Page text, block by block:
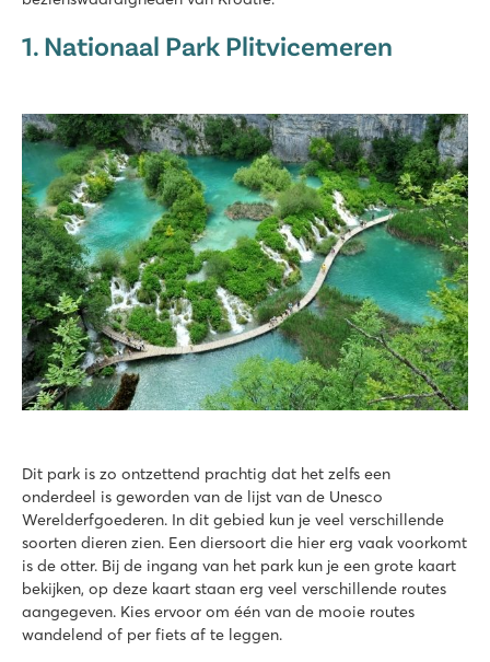
1. Nationaal Park Plitvicemeren
Dit park is zo ontzettend prachtig dat het zelfs een
onderdeel is geworden van de lijst van de Unesco
Werelderfgoederen. In dit gebied kun je veel verschillende
soorten dieren zien. Een diersoort die hier erg vaak voorkomt
is de otter. Bij de ingang van het park kun je een grote kaart
bekijken, op deze kaart staan erg veel verschillende routes
aangegeven. Kies ervoor om één van de mooie routes
wandelend of per fiets af te leggen.